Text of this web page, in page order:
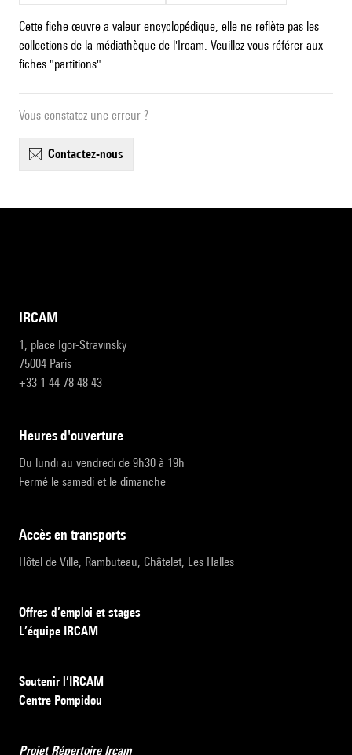
Cette fiche œuvre a valeur encyclopédique, elle ne reflète pas les
collections de la médiathèque de l'Ircam. Veuillez vous référer aux
fiches "partitions".
Vous constatez une erreur ?
contactez-nous
IRCAM
1, place Igor-Stravinsky
75004 Paris
+33 1 44 78 48 43
heures d'ouverture
Du lundi au vendredi de 9h30 à 19h
Fermé le samedi et le dimanche
accès en transports
Hôtel de Ville, Rambuteau, Châtelet, Les Halles
Offres d’emploi et stages
L’équipe IRCAM
Soutenir l’IRCAM
Centre Pompidou
Projet Répertoire Ircam